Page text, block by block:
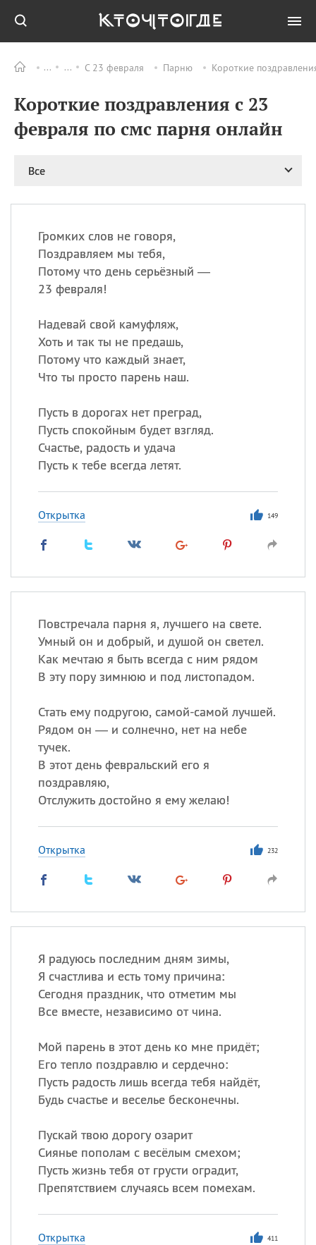
С 23 февраля Парню Короткие
Короткие поздравления с 23
февраля по смс парня онлайн
Все
Громких слов не говоря,
Поздравляем мы тебя,
Потому что день серьёзный —
23 февраля!
Надевай свой камуфляж,
Хоть и так ты не предашь,
Потому что каждый знает,
Что ты просто парень наш.
Пусть в дорогах нет преград,
Пусть спокойным будет взгляд.
Счастье, радость и удача
Пусть к тебе всегда летят.
Открытка 149
Повстречала парня я, лучшего на свете.
Умный он и добрый, и душой он светел.
Как мечтаю я быть всегда с ним рядом
В эту пору зимнюю и под листопадом.
Стать ему подругою, самой-самой лучшей.
Рядом он — и солнечно, нет на небе
тучек.
В этот день февральский его я
поздравляю,
Отслужить достойно я ему желаю!
Открытка 232
Я радуюсь последним дням зимы,
Я счастлива и есть тому причина:
Сегодня праздник, что отметим мы
Все вместе, независимо от чина.
Мой парень в этот день ко мне придёт;
Его тепло поздравлю и сердечно:
Пусть радость лишь всегда тебя найдёт,
Будь счастье и веселье бесконечны.
Пускай твою дорогу озарит
Сиянье пополам с весёлым смехом;
Пусть жизнь тебя от грусти оградит,
Препятствием случаясь всем помехам.
Открытка 411
ПРАЗДНИКИ Все
09.08 День памяти жертв
бомбардировки
день
09.08
(Smokey Bear Day)
ИМЕНА
Сегодня празднуют именины
Сергей
Посмотреть значение
происхождение